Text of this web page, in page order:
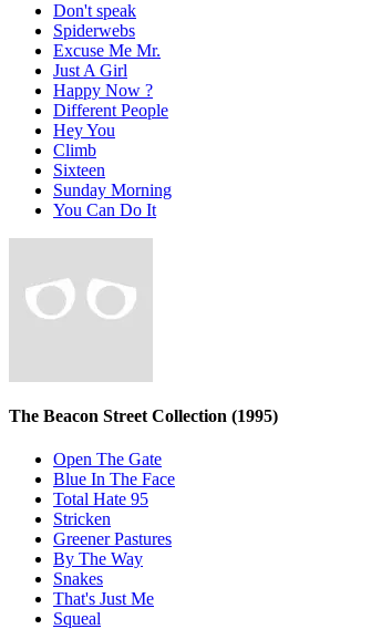
Don't speak
Spiderwebs
Excuse Me Mr.
Just A Girl
Happy Now ?
Different People
Hey You
Climb
Sixteen
Sunday Morning
You Can Do It
The Beacon Street Collection (1995)
Open The Gate
Blue In The Face
Total Hate 95
Stricken
Greener Pastures
By The Way
Snakes
That's Just Me
Squeal